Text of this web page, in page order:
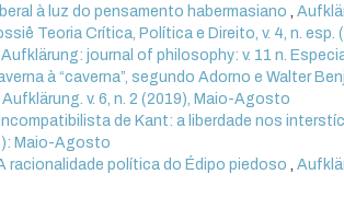
à luz do pensamento habermasiano,
Teoria Crítica, Política e Direito, v. 4, n. esp.
Aufklärung: journal of philosophy: v. 11 n.
à “caverna”, segundo Adorno e Walter
v. 6, n. 2 (2019), Maio-Agosto
de Kant: a liberdade nos
Maio-Agosto
racionalidade política do Édipo piedoso,